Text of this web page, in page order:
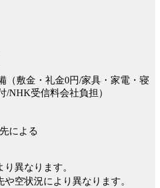
（敷金・礼金0円/家具・家電・寝
/NHK受信料会社負担）
による
異なります。
空状況により異なります。